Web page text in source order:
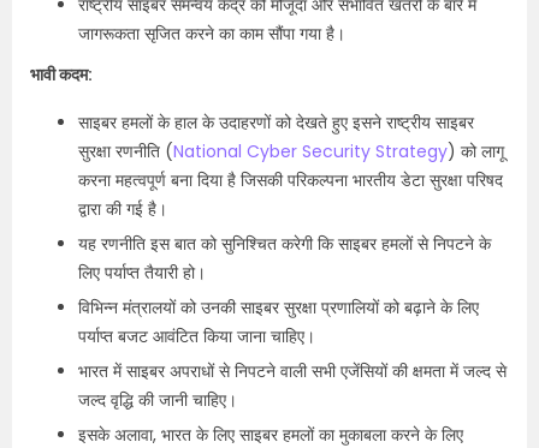
राष्ट्रीय साइबर समन्वय केंद्र को मौजूदा और संभावित खतरों के बारे में
जागरूकता सृजित करने का काम सौंपा गया है।
भावी कदम:
साइबर हमलों के हाल के उदाहरणों को देखते हुए इसने राष्ट्रीय साइबर
सुरक्षा रणनीति (National Cyber Security Strategy) को लागू
करना महत्वपूर्ण बना दिया है जिसकी परिकल्पना भारतीय डेटा सुरक्षा परिषद
द्वारा की गई है।
यह रणनीति इस बात को सुनिश्चित करेगी कि साइबर हमलों से निपटने के
लिए पर्याप्त तैयारी हो।
विभिन्न मंत्रालयों को उनकी साइबर सुरक्षा प्रणालियों को बढ़ाने के लिए
पर्याप्त बजट आवंटित किया जाना चाहिए।
भारत में साइबर अपराधों से निपटने वाली सभी एजेंसियों की क्षमता में जल्द से
जल्द वृद्धि की जानी चाहिए।
इसके अलावा, भारत के लिए साइबर हमलों का मुकाबला करने के लिए